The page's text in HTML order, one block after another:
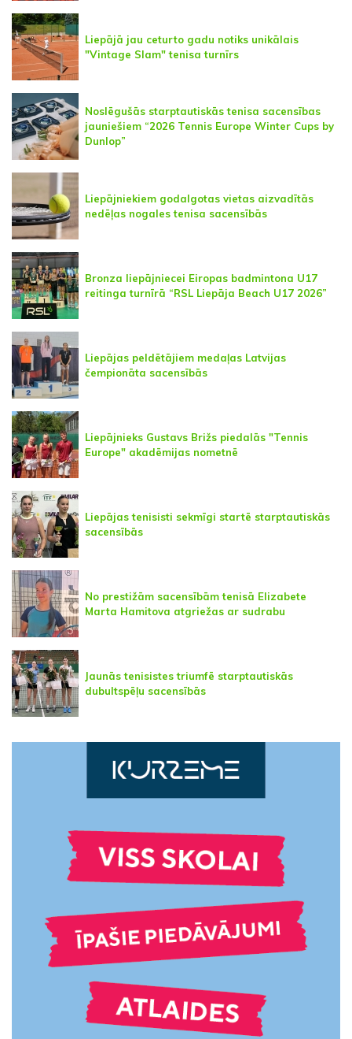
Liepājā jau ceturto gadu notiks unikālais
"Vintage Slam" tenisa turnīrs
Noslēgušās starptautiskās tenisa sacensības
jauniešiem “2026 Tennis Europe Winter Cups by
Dunlop”
Liepājniekiem godalgotas vietas aizvadītās
nedēļas nogales tenisa sacensībās
Bronza liepājniecei Eiropas badmintona U17
reitinga turnīrā “RSL Liepāja Beach U17 2026”
Liepājas peldētājiem medaļas Latvijas
čempionāta sacensībās
Liepājnieks Gustavs Brižs piedalās "Tennis
Europe" akadēmijas nometnē
Liepājas tenisisti sekmīgi startē starptautiskās
sacensībās
No prestižām sacensībām tenisā Elizabete
Marta Hamitova atgriežas ar sudrabu
Jaunās tenisistes triumfē starptautiskās
dubultspēļu sacensībās